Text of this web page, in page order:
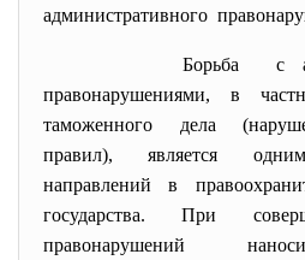
административного
Борьба с
правонарушениями, в
таможенного дела
правил), является
направлений в
государства. При
правонарушений